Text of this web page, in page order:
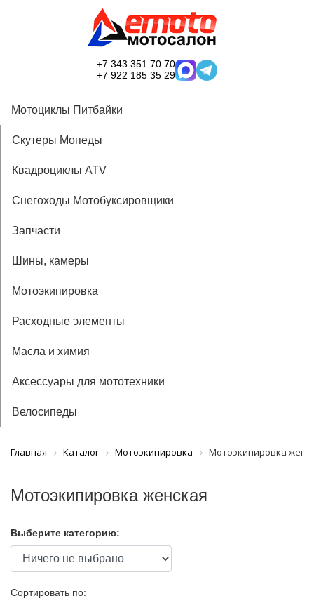
+7 343 351 70 70
+7 922 185 35 29
Мотоциклы Питбайки
Скутеры Мопеды
Квадроциклы ATV
Снегоходы Мотобуксировщики
Запчасти
Шины, камеры
Мотоэкипировка
Расходные элементы
Масла и химия
Аксессуары для мототехники
Велосипеды
Главная Каталог Мотоэкипировка Мотоэкипировка
Мотоэкипировка женская
Выберите категорию:
Сортировать по: